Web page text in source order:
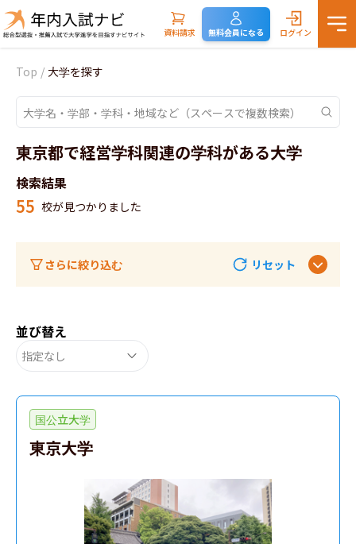
資料請求 無料会員になる ログイン
Top / 大学を探す
東京都で経営学科関連の学科がある大学
検索結果
55 校が見つかりました
さらに絞り込む リセット
並び替え
指定なし
国公立大学
東京大学